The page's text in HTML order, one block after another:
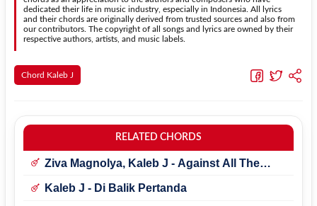
dedicated their life in music industry, especially in Indonesia. All lyrics
and their chords are originally derived from trusted sources and also from
our contributors. The copyright of all songs and lyrics are owned by their
respective authors, artists, and music labels.
Chord Kaleb J
RELATED CHORDS
Ziva Magnolya, Kaleb J - Against All The
Kaleb J - Di Balik Pertanda